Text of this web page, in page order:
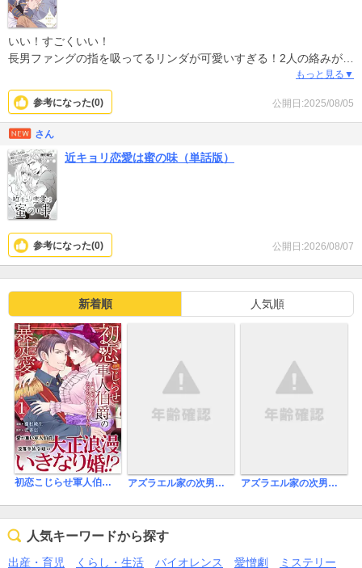
いい！すごくいい！
長男ファングの指を吸ってるリンダが可愛いすぎる！2人の絡みが色
っぽくてとても良いです。カインの嫉妬もいいスパイスになればい
いな〜
もっと見る▼
公開日:2025/08/05
参考になった(0)
さん
近キョリ恋愛は蜜の味（単話版）
公開日:2026/08/07
参考になった(0)
新着順 人気順
初恋こじらせ軍人伯爵の暴走愛～私、婚約解消二回の没落令嬢なんですけど!?～ アズラエル家の次男は半魔 アズラエル家の次男は半魔（分冊版）
人気キーワードから探す
出産・育児 くらし・生活 バイオレンス 愛憎劇
ミステリー